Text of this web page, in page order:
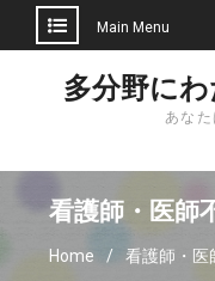
Main Menu
多分野に
あな
看護師・医師
Home 看護師・医